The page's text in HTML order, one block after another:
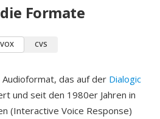
Formate
VOX CVS
das auf der Dialogic
und seit den 1980er Jahren in
(Interactive Voice Response)